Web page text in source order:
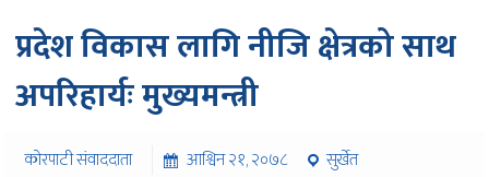
प्रदेश विकास लागि नीजि क्षेत्रको साथ
अपरिहार्यः मुख्यमन्त्री
कोरपाटी संवाददाता आश्विन २१, २०७८
सुर्खेत